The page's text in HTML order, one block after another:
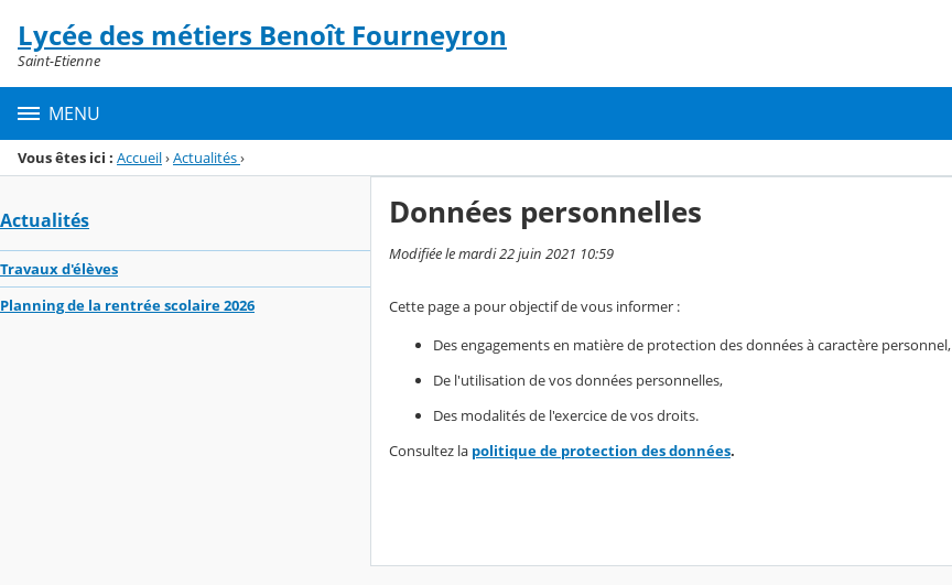
Menu de la rubrique
Contenu
Lycée des métiers Benoît Fourneyron
Saint-Etienne
MENU
Vous êtes ici : Accueil›Actualités›
Actualités
Travaux d'élèves
Planning de la rentrée scolaire 2026
Données personnelles
Modifiée le mardi 22 juin 2021 10:59
Cette page a pour objectif de vous informer :
Des engagements en matière de protection des données à caractère personnel,
De l'utilisation de vos données personnelles,
Des modalités de l'exercice de vos droits.
Consultez la politique de protection des données.